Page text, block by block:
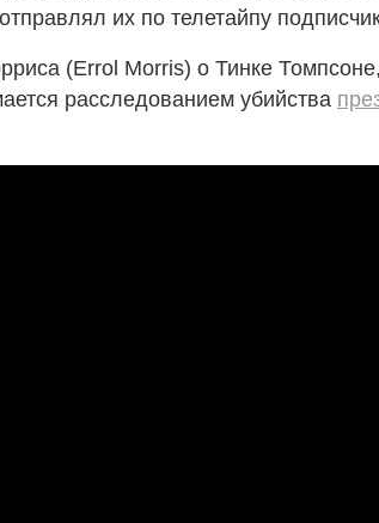
их по телетайпу
(Errol Morris) о Тинке
расследованием убийства